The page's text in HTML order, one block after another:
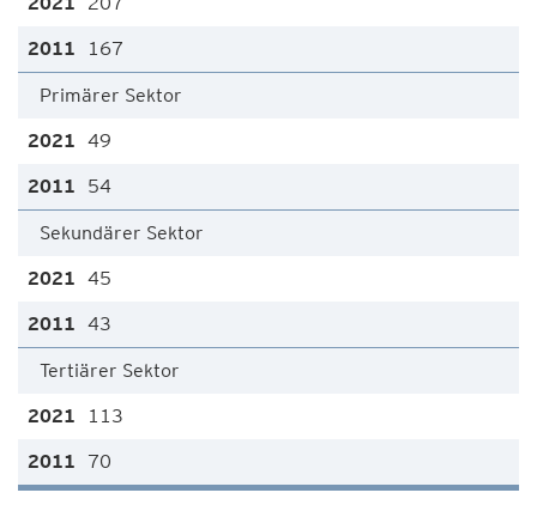
167
Primärer Sektor
49
54
Sekundärer Sektor
45
43
Tertiärer Sektor
113
70